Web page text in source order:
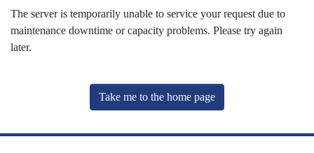
The server is temporarily unable to service your request due to
maintenance downtime or capacity problems. Please try again
later.
Take me to the home page